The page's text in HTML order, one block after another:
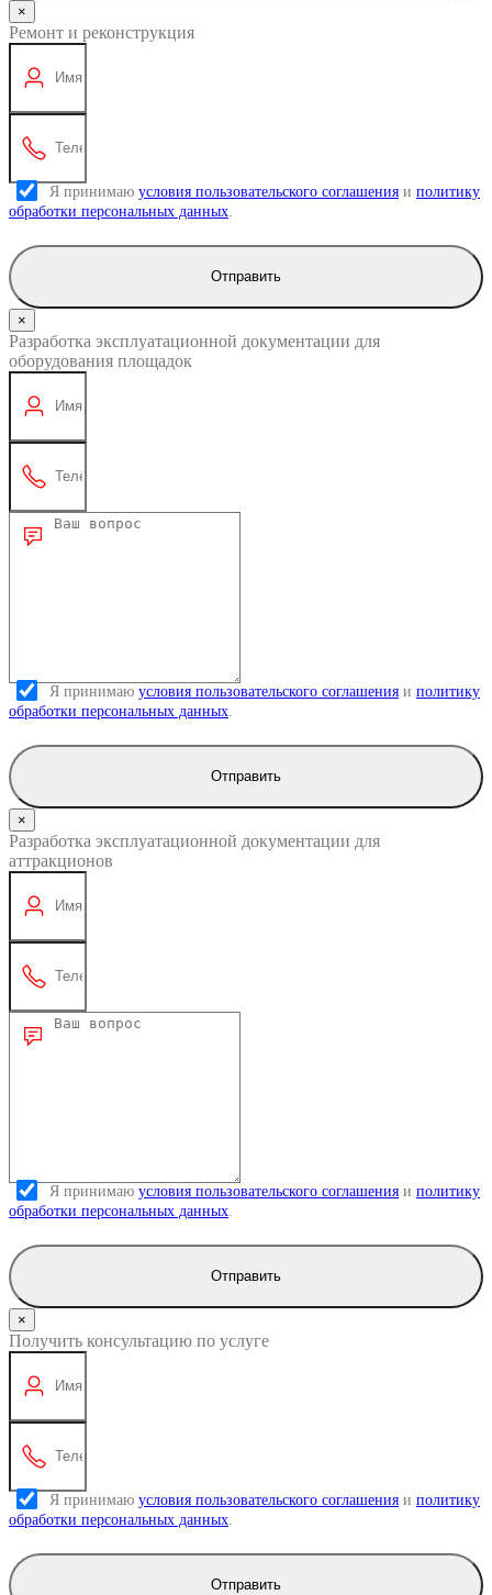
×
Ремонт и реконструкция
Я принимаю условия пользовательского соглашения и политику
обработки персональных данных
Отправить
×
Разработка эксплуатационной документации для
оборудования площадок
Я принимаю условия пользовательского соглашения и политику
обработки персональных данных
Отправить
×
Разработка эксплуатационной документации для
аттракционов
Я принимаю условия пользовательского соглашения и политику
обработки персональных данных
Отправить
×
Получить консультацию по услуге
Я принимаю условия пользовательского соглашения и политику
обработки персональных данных
Отправить